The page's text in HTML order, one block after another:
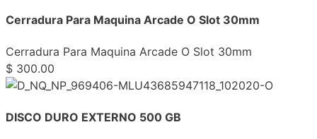
Cerradura Para Maquina Arcade O Slot 30mm
Cerradura Para Maquina Arcade O Slot 30mm
$ 300.00
DISCO DURO EXTERNO 500 GB